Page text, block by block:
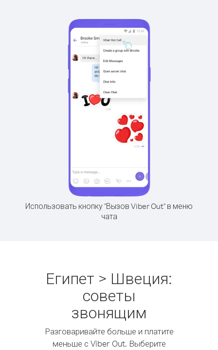
Использовать кнопку "Вызов Viber Out" в меню
чата
Египет > Швеция:
советы
звонящим
Разговаривайте больше и платите
меньше с Viber Out. Выберите